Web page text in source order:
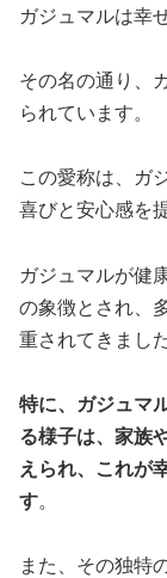
ガジュマルは幸
その名の通り、
られています。
この愛称は、ガ
喜びと安心感を
ガジュマルが健
の象徴とされ、
重されてきました
特に、ガジュマ
る様子は、家族
えられ、これが
す。
また、その独特